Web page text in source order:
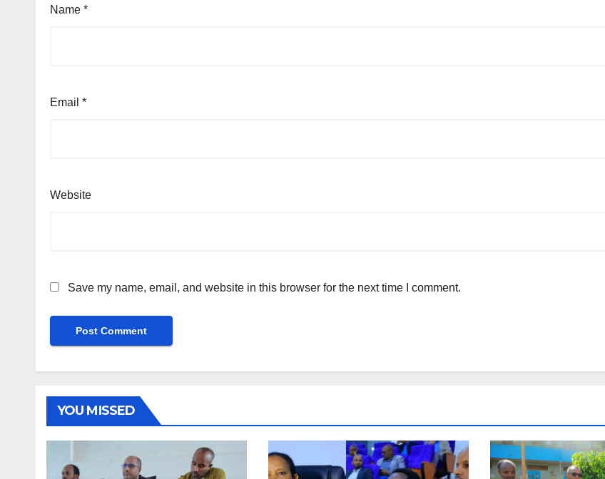
Name *
Email *
Website
Save my name, email, and website in this browser for the next time I comment.
YOU MISSED